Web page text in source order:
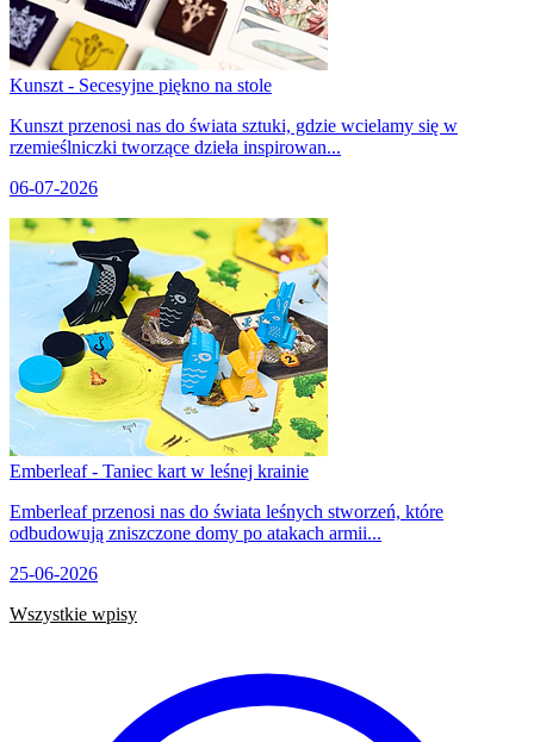
Kunszt - Secesyjne piękno na stole
Kunszt przenosi nas do świata sztuki, gdzie wcielamy się w
rzemieślniczki tworzące dzieła inspirowan...
06-07-2026
Emberleaf - Taniec kart w leśnej krainie
Emberleaf przenosi nas do świata leśnych stworzeń, które
odbudowują zniszczone domy po atakach armii...
25-06-2026
Wszystkie wpisy